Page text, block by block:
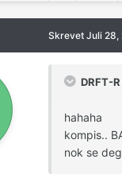
Skrevet Juli 28,
DRFT-
hahaha
kompis..
nok se